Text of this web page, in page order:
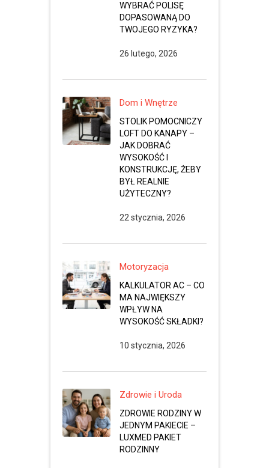
WYBRAĆ POLISĘ
DOPASOWANĄ DO
TWOJEGO RYZYKA?
26 lutego, 2026
Dom i Wnętrze
STOLIK POMOCNICZY
LOFT DO KANAPY –
JAK DOBRAĆ
WYSOKOŚĆ I
KONSTRUKCJĘ, ŻEBY
BYŁ REALNIE
UŻYTECZNY?
22 stycznia, 2026
Motoryzacja
KALKULATOR AC – CO
MA NAJWIĘKSZY
WPŁYW NA
WYSOKOŚĆ SKŁADKI?
10 stycznia, 2026
Zdrowie i Uroda
ZDROWIE RODZINY W
JEDNYM PAKIECIE –
LUXMED PAKIET
RODZINNY